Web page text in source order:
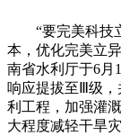
“要完美科技立
本，优化完美立
南省水利厅于6月
响应提拔至Ⅲ级
利工程，加强灌
大程度减轻干旱